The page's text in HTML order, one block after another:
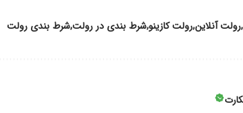
رولت آنلاینرولت کازینوشرط بندی در رولتشرط بندی رولت